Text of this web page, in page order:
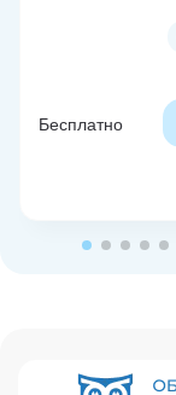
Бесплатно